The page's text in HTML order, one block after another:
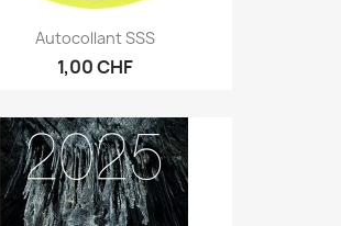
Autocollant SSS
1,00 CHF